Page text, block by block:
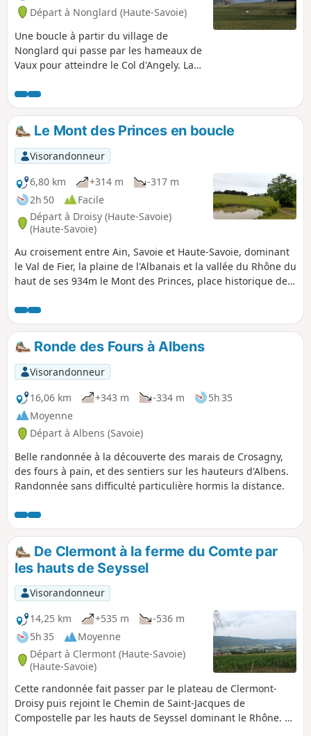
Départ à Nonglard (Haute-Savoie)
Une boucle à partir du village de
Nonglard qui passe par les hameaux de
Vaux pour atteindre le Col d'Angely. La
vue sur le bassin annécien et au delà
sur les massifs des Aravis et du Mont
Blanc. Le Champ du Loup est le point
médian de cette randonnée qui revient
ensuite vers Nonglard par le hameau de
Quincy.
Le Mont des Princes en boucle
Visorandonneur
6,80 km
+314 m
-317 m
2h 50
Facile
Départ à Droisy (Haute-Savoie)
(Haute-Savoie)
Au croisement entre Ain, Savoie et Haute-Savoie, dominant
le Val de Fier, la plaine de l'Albanais et la vallée du Rhône du
haut de ses 934m le Mont des Princes, place historique de
incontournable de la région. Parmi les nombreux itinéraires
existants, cette boucle au départ de Droisy offre un accès
facile et ombragé, avec des chemins bien empierrés,
praticables par tous temps. Par temps clair, la vue étendue
sur les Alpes mérite la montée.
Ronde des Fours à Albens
Visorandonneur
16,06 km
+343 m -334 m
5h 35
Moyenne
Départ à Albens (Savoie)
Belle randonnée à la découverte des marais de Crosagny,
des fours à pain, et des sentiers sur les hauteurs d'Albens.
Randonnée sans difficulté particulière hormis la distance.
De Clermont à la ferme du Comte par
les hauts de Seyssel
Visorandonneur
14,25 km
+535 m
-536 m
5h 35
Moyenne
Départ à Clermont (Haute-Savoie)
(Haute-Savoie)
Cette randonnée fait passer par le plateau de Clermont-
Droisy puis rejoint le Chemin de Saint-Jacques de
Compostelle par les hauts de Seyssel dominant le Rhône. La